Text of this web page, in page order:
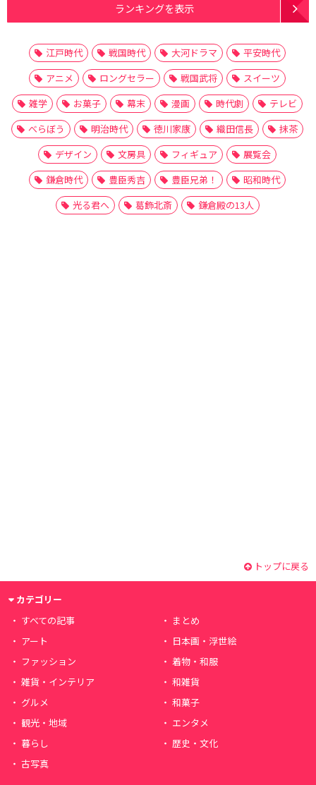
ランキングを表示
江戸時代 戦国時代 大河ドラマ
平安時代
アニメ
ロングセラー 戦国武将
スイーツ
雑学
お菓子 幕末 漫画 時代劇
テレビ
べらぼう
明治時代 徳川家康 織田信長
抹茶
デザイン
文房具 フィギュア
展覧会
鎌倉時代
豊臣秀吉 豊臣兄弟！
昭和時代
光る君へ
葛飾北斎 鎌倉殿の13人
トップに戻る
カテゴリー
すべての記事
まとめ
アート
日本画・浮世絵
ファッション
着物・和服
雑貨・インテリア
和雑貨
グルメ
和菓子
観光・地域
エンタメ
暮らし
歴史・文化
古写真